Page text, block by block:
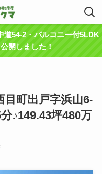
道54-2・バルコニー付5LDK
開しました！
目町出戸字浜山6-
♪149.43坪480万